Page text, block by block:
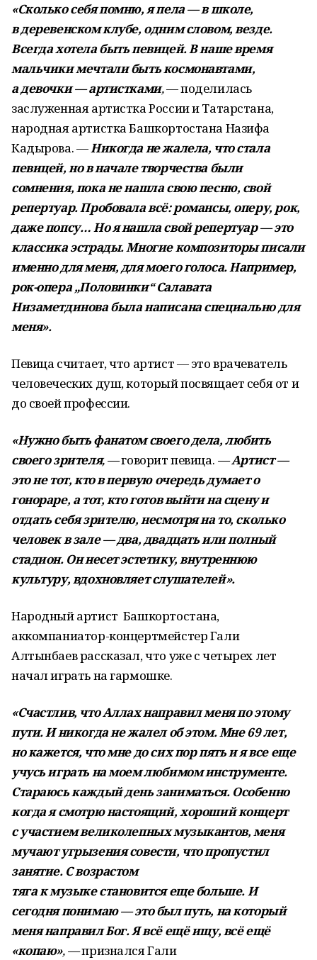
«Сколько себя помню, я пела — в школе,
в деревенском клубе, одним словом, везде.
Всегда хотела быть певицей. В наше время
мальчики мечтали быть космонавтами,
а девочки — артистками,— поделилась
заслуженная артистка России и Татарстана,
народная артистка Башкортостана Назифа
Кадырова. —Никогда не жалела, что стала
певицей, но в начале творчества были
сомнения, пока не нашла свою песню, свой
репертуар. Пробовала всё: романсы, оперу, рок,
даже попсу… Но я нашла свой репертуар — это
классика эстрады. Многие композиторы писали
именно для меня, для моего голоса. Например,
рок-опера „Половинки“Салавата
Низаметдиновабыла написана специально для
меня».
Певица считает, что артист — это врачеватель
человеческих душ, который посвящает себя от и
до своей профессии.
«Нужно быть фанатом своего дела, любить
своего зрителя, —говорит певица. —Артист —
это не тот, кто в первую очередь думает о
гонораре, а тот, кто готов выйти на сцену и
отдать себя зрителю, несмотря на то, сколько
человек в зале — два, двадцать или полный
стадион. Он несет эстетику, внутреннюю
культуру, вдохновляет слушателей».
Народный артист Башкортостана,
аккомпаниатор-концертмейстер Гали
Алтынбаев рассказал, что уже с четырех лет
начал играть на гармошке.
«Счастлив, что Аллах направил меня по этому
пути. И никогда не жалел об этом. Мне 69 лет,
но кажется, что мне до сих пор пять и я все еще
учусь играть на моем любимом инструменте.
Стараюсь каждый день заниматься. Особенно
когда я смотрю настоящий, хороший концерт
с участием великолепных музыкантов, меня
мучают угрызениясовести, что пропустил
занятие. С возрастом
тягак музыкестановитсяеще больше. И
сегодня понимаю — это был путь, на который
меня направил Бог. Я всё ещё ищу, всё ещё
«копаю», —признался Гали